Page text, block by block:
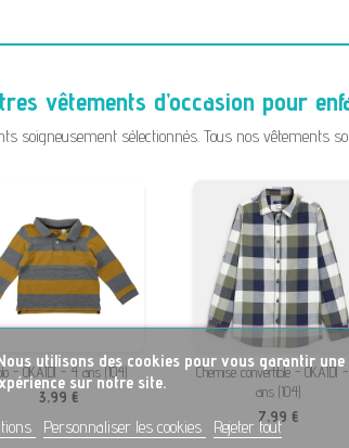
vêtements d’occasion pour
soigneusement sélectionnés. Tous nos vêtements
- 4 ans (104)
3,99 €
Chemise convertible - OKAÏDI - 4
ans (104)
7,99 €
us utilisons des cookies pour vous garantir une
sur notre site.
Personnaliser les cookies Rejeter tout